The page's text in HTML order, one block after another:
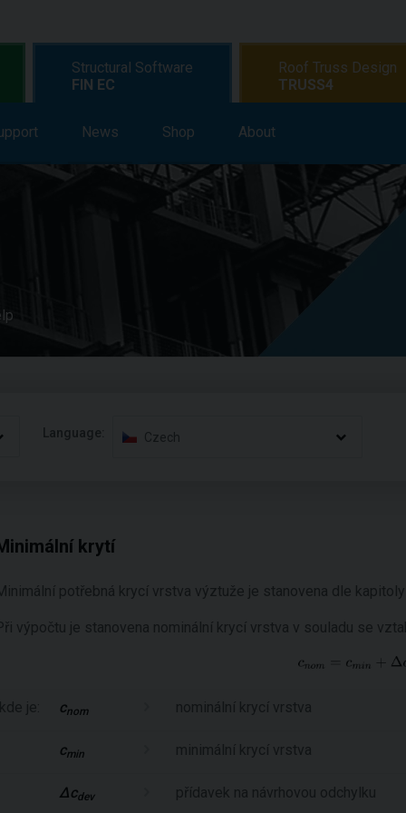
Support News Shop
Structural Software
FIN EC
News Shop About
Roof Truss Design
TRUSS4
Language: Czech
krytí
potřebná krycí vrstva výztuže je stanovena dle
výpočtu je stanovena nominální krycí vrstva v souladu se
kde je: cnom nominální krycí vrstva
cmin minimální krycí vrstva
Δcdev přídavek na návrhovou odchylku